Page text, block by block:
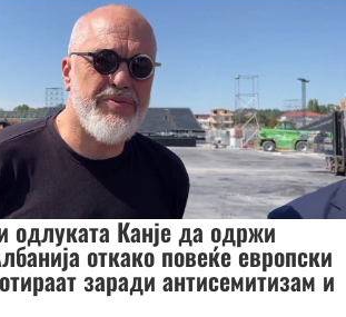
одлуката Канје да одржи
откако повеќе европски
заради антисемитизам и